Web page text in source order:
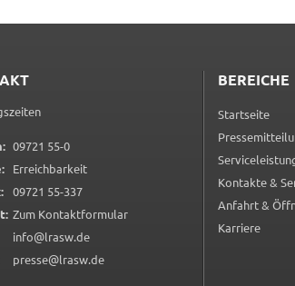
09721 55-00 9 7 2 1 5 5 0
Erreichbarkeit
09721 55-3370 9 7 2 1 5 5 3 3 7
Zum Kontaktformular(öffnet in neuem Tab)
info@lrasw.de
presse@lrasw.de
BEREICHE
Startseite
Kontakte &
Anfahrt &
Karriere